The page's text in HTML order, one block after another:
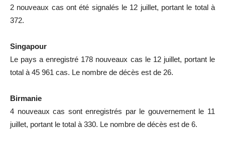
2 nouveaux cas ont été signalés le 12 juillet, portant le total à
372.
Singapour
Le pays a enregistré 178 nouveaux cas le 12 juillet, portant le
total à 45 961 cas. Le nombre de décès est de 26.
Birmanie
4 nouveaux cas sont enregistrés par le gouvernement le 11
juillet, portant le total à 330. Le nombre de décès est de 6.